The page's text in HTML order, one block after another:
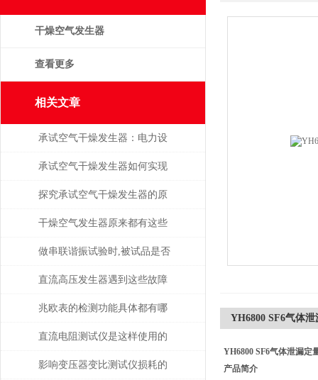
干燥空气发生器
查看更多
相关文章
承试空气干燥发生器：电力设
备绝缘维护的守护者
承试空气干燥发生器如何实现
自动化控制？
探究承试空气干燥发生器的原
理与应用
干燥空气发生器原来都有这些
性能和特点
做串联谐振试验时,被试品是否
被击穿该如何判断？
直流高压发生器遇到这些故障
该如何处理？
兆欧表的检测功能具体都有哪
些？
直流电阻测试仪是这样使用的
吗？
影响变压器变比测试仪损耗的
YH6800 SF6气体
YH6800 SF6气体泄漏定
产品简介